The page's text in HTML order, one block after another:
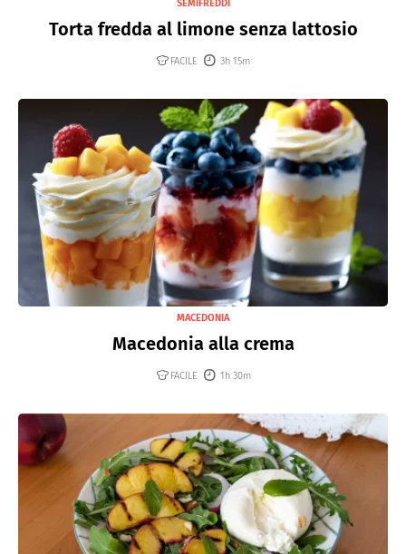
SEMIFREDDI
Torta fredda al limone senza lattosio
FACILE 3h 15m
MACEDONIA
Macedonia alla crema
FACILE 1h 30m